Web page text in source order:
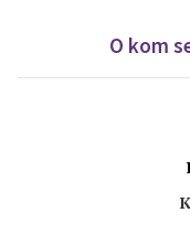
O kom